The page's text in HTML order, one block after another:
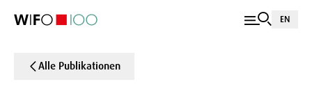
EN
Alle Publikationen